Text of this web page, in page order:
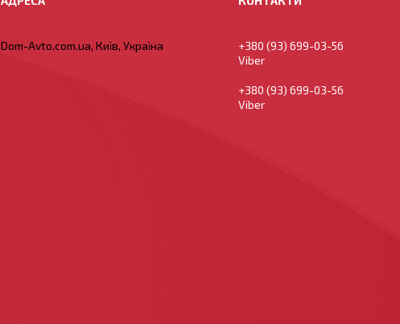
Dom-Avto.com.ua, Київ, Україна
+380 (93) 699-03-56
Viber
+380 (93) 699-03-56
Viber